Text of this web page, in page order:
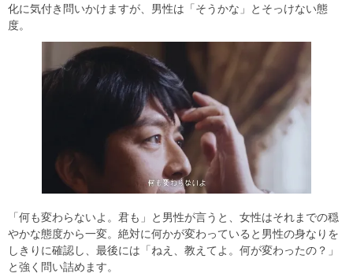
化に気付き問いかけますが、男性は「そうかな」とそっけない態
度。
「何も変わらないよ。君も」と男性が言うと、女性はそれまでの穏
やかな態度から一変。絶対に何かが変わっていると男性の身なりを
しきりに確認し、最後には「ねえ、教えてよ。何が変わったの？」
と強く問い詰めます。